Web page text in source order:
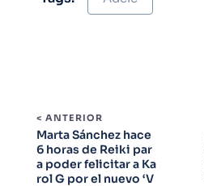
< ANTERIOR
Marta Sánchez hace
6 horas de Reiki par
a poder felicitar a Ka
rol G por el nuevo ‘V